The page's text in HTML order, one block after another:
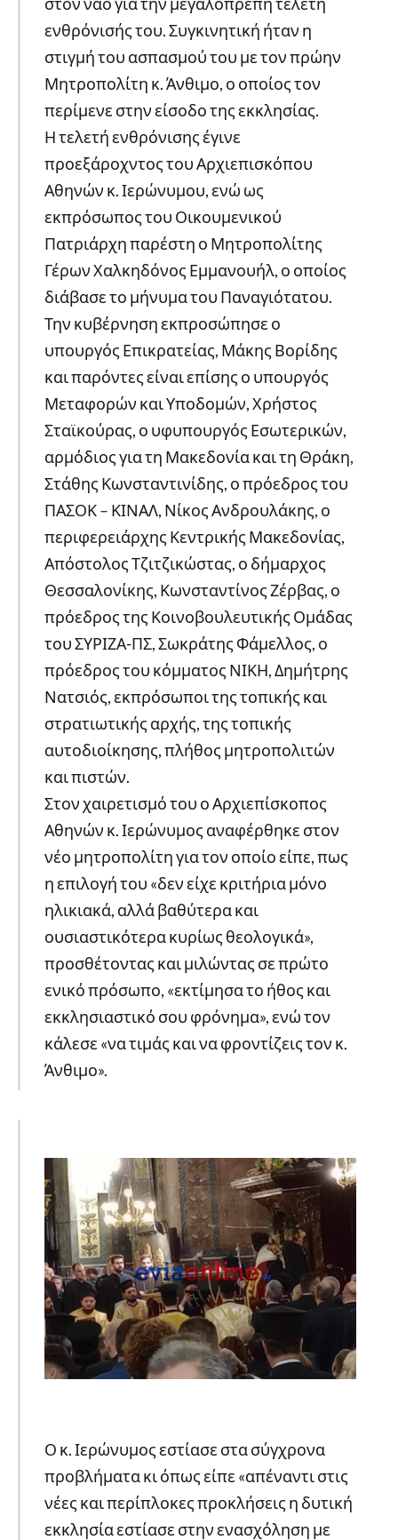
ενθρόνισής του. Συγκινητική ήταν η
στιγμή του ασπασμού του με τον πρώην
Μητροπολίτη κ. Άνθιμο, ο οποίος τον
περίμενε στην είσοδο της εκκλησίας.
Η τελετή ενθρόνισης έγινε
προεξάροχντος του Αρχιεπισκόπου
Αθηνών κ. Ιερώνυμου, ενώ ως
εκπρόσωπος του Οικουμενικού
Πατριάρχη παρέστη ο Μητροπολίτης
Γέρων Χαλκηδόνος Εμμανουήλ, ο οποίος
διάβασε το μήνυμα του Παναγιότατου.
Την κυβέρνηση εκπροσώπησε ο
υπουργός Επικρατείας, Μάκης Βορίδης
και παρόντες είναι επίσης ο υπουργός
Μεταφορών και Υποδομών, Χρήστος
Σταϊκούρας, ο υφυπουργός Εσωτερικών,
αρμόδιος για τη Μακεδονία και τη Θράκη,
Στάθης Κωνσταντινίδης, ο πρόεδρος του
ΠΑΣΟΚ – ΚΙΝΑΛ, Νίκος Ανδρουλάκης, ο
περιφερειάρχης Κεντρικής Μακεδονίας,
Απόστολος Τζιτζικώστας, ο δήμαρχος
Θεσσαλονίκης, Κωνσταντίνος Ζέρβας, ο
πρόεδρος της Κοινοβουλευτικής Ομάδας
του ΣΥΡΙΖΑ-ΠΣ, Σωκράτης Φάμελλος, ο
πρόεδρος του κόμματος ΝΙΚΗ, Δημήτρης
Νατσιός, εκπρόσωποι της τοπικής και
στρατιωτικής αρχής, της τοπικής
αυτοδιοίκησης, πλήθος μητροπολιτών
και πιστών.
Στον χαιρετισμό του ο Αρχιεπίσκοπος
Αθηνών κ. Ιερώνυμος αναφέρθηκε στον
νέο μητροπολίτη για τον οποίο είπε, πως
η επιλογή του «δεν είχε κριτήρια μόνο
ηλικιακά, αλλά βαθύτερα και
ουσιαστικότερα κυρίως θεολογικά»,
προσθέτοντας και μιλώντας σε πρώτο
ενικό πρόσωπο, «εκτίμησα το ήθος και
εκκλησιαστικό σου φρόνημα», ενώ τον
κάλεσε «να τιμάς και να φροντίζεις τον κ.
Άνθιμο».
Ο κ. Ιερώνυμος εστίασε στα σύγχρονα
προβλήματα κι όπως είπε «απέναντι στις
νέες και περίπλοκες προκλήσεις η δυτική
εκκλησία εστίασε στην ενασχόληση με